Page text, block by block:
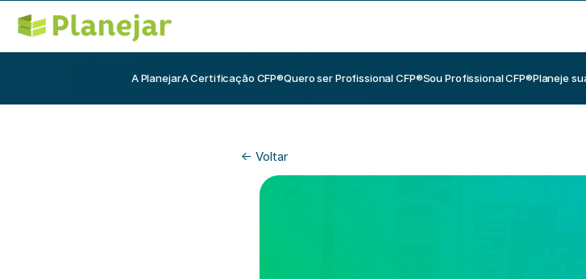
A PlanejarA Certificação CFP®Quero ser Profissional CFP®Sou Profissional CFP®Planeje
<- Voltar